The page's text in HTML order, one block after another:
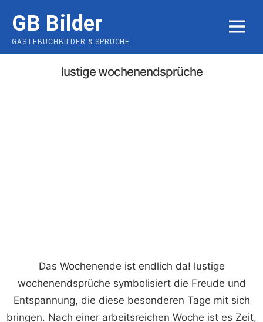
content
GB Bilder
GÄSTEBUCHBILDER & SPRÜCHE
MENU
lustige wochenendsprüche
Das Wochenende ist endlich da! lustige
wochenendsprüche symbolisiert die Freude und
Entspannung, die diese besonderen Tage mit sich
bringen. Nach einer arbeitsreichen Woche ist es Zeit,